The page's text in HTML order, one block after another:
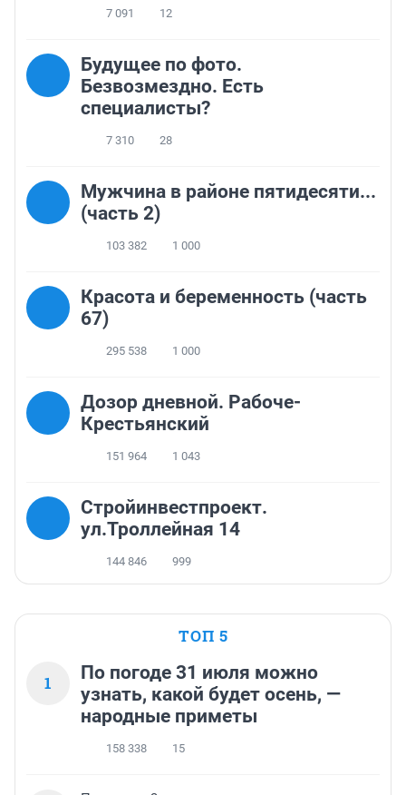
7 091 12
Будущее по фото.
Безвозмездно. Есть
специалисты?
7 310 28
Мужчина в районе пятидесяти...
(часть 2)
103 382 1 000
Красота и беременность (часть
67)
295 538 1 000
Дозор дневной. Рабоче-
Крестьянский
151 964 1 043
Стройинвестпроект.
ул.Троллейная 14
144 846 999
ТОП 5
1
По погоде 31 июля можно
узнать, какой будет осень, —
народные приметы
158 338 15